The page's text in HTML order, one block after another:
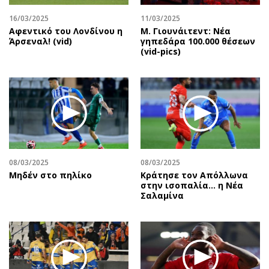
Περιβάλλον
Ελλάδα
Κόσμος
Σινεμά
Θέατρο-Χορός
Μουσική
Εικαστικά
Βιβλίο
Χειρόγραφα
Ταξίδια
Συνταγές
Έξοδος
Media
Wine routes
Podcasts
Uncut
Προσφορές
Προσωπικότητες στην ''Κ''
Επιστολές
16/03/2025
Αφεντικό του Λονδίνου η
Άρσεναλ! (vid)
11/03/2025
Μ. Γιουνάιτεντ: Νέα
γηπεδάρα 100.000 θέσεων
(vid-pics)
08/03/2025
Μηδέν στο πηλίκο
08/03/2025
Κράτησε τον Απόλλωνα
στην ισοπαλία… η Νέα
Σαλαμίνα